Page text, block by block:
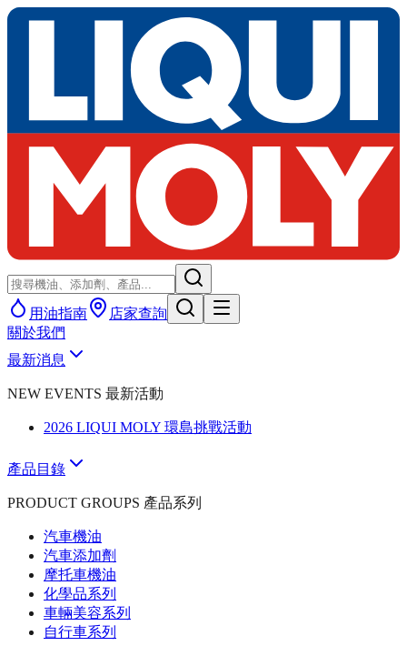
用油指南
店家查詢
關於我們
最新消息
NEW EVENTS 最新活動
2026 LIQUI MOLY 環島挑戰活動
產品目錄
PRODUCT GROUPS 產品系列
汽車機油
汽車添加劑
摩托車機油
化學品系列
車輛美容系列
自行車系列